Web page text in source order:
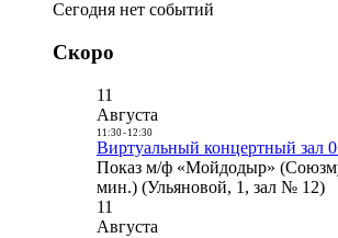
Сегодня нет событий
Скоро
11
Августа
11:30- 12:30
Виртуальный концертный зал
Показ м/ф «Мойдодыр»
мин.) (Ульяновой, 1, зал № 12)
11
Августа